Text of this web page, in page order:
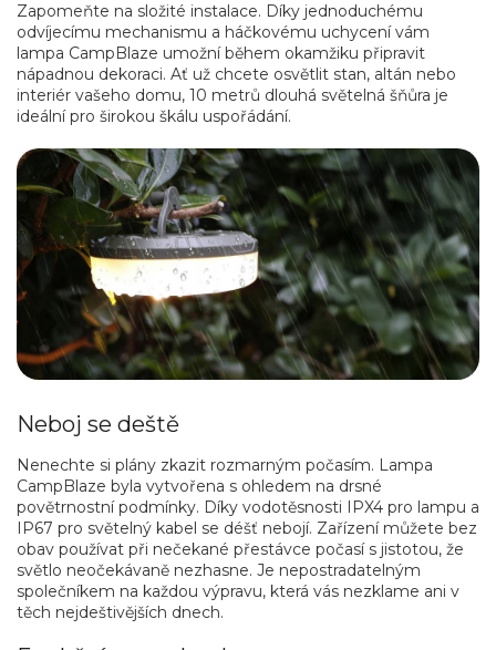
Zapomeňte na složité instalace. Díky jednoduchému
odvíjecímu mechanismu a háčkovému uchycení vám
lampa CampBlaze umožní během okamžiku připravit
nápadnou dekoraci. Ať už chcete osvětlit stan, altán nebo
interiér vašeho domu, 10 metrů dlouhá světelná šňůra je
ideální pro širokou škálu uspořádání.
Neboj se deště
Nenechte si plány zkazit rozmarným počasím. Lampa
CampBlaze byla vytvořena s ohledem na drsné
povětrnostní podmínky. Díky vodotěsnosti IPX4 pro lampu a
IP67 pro světelný kabel se déšť nebojí. Zařízení můžete bez
obav používat při nečekané přestávce počasí s jistotou, že
světlo neočekávaně nezhasne. Je nepostradatelným
společníkem na každou výpravu, která vás nezklame ani v
těch nejdeštivějších dnech.